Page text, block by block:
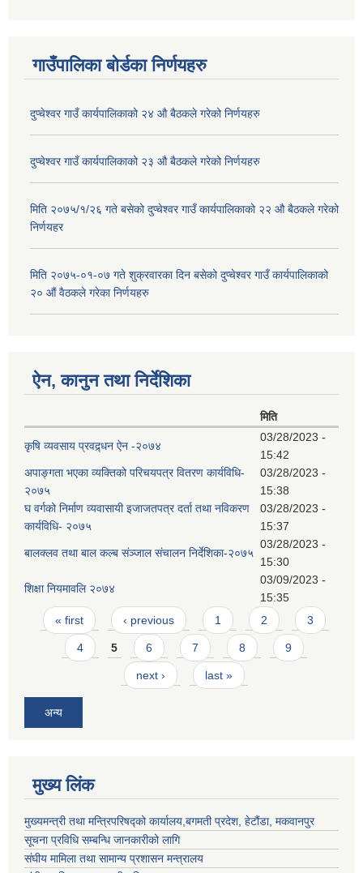
गाउँपालिका बोर्डका निर्णयहरु
दुप्चेश्वर गाउँ कार्यपालिकाको २४ औ बैठकले गरेको निर्णयहरु
दुप्चेश्वर गाउँ कार्यपालिकाको २३ औ बैठकले गरेको निर्णयहरु
मिति २०७५/१/२६ गते बसेको दुप्चेश्वर गाउँ कार्यपालिकाको २२ औ बैठकले गरेको
निर्णयहर
मिति २०७५-०१-०७ गते शुक्रवारका दिन बसेको दुप्चेश्वर गाउँ कार्यपालिकाको
२० औं वैठकले गरेका निर्णयहरु
ऐन, कानुन तथा निर्देशिका
मिति
कृषि व्यवसाय प्रवद्र्धन ऐन -२०७४
03/28/2023 -
15:42
अपाङ्गता भएका व्यक्तिको परिचयपत्र वितरण कार्यविधि-
२०७५
03/28/2023 -
15:38
घ वर्गको निर्माण व्यवासायी इजाजतपत्र दर्ता तथा नविकरण
कार्यविधि- २०७५
03/28/2023 -
15:37
बालक्लव तथा बाल कल्ब संञ्जाल संचालन निर्देशिका-२०७५
03/28/2023 -
15:30
शिक्षा नियमावलि २०७४
03/09/2023 -
15:35
Pages
« first ‹ previous 1 2 3
4 5 6 7 8 9
next › last »
अन्य
मुख्य लिंक
मुख्यमन्त्री तथा मन्त्रिपरिषद्को कार्यालय,बगमती प्रदेश, हेटौंडा, मकवानपुर
सूचना प्रविधि सम्बन्धि जानकारीको लागि
संघीय मामिला तथा सामान्य प्रशासन मन्त्रालय